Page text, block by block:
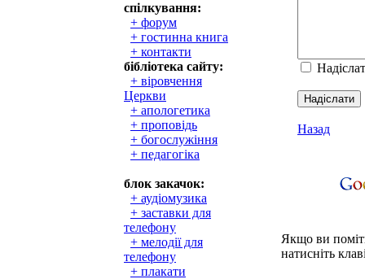
спілкування:
+ форум
+ гостинна книга
+ контакти
бібліотека сайту:
+ віровчення
Церкви
+ апологетика
+ проповідь
+ богослужіння
+ педагогіка
блок закачок:
+ аудіомузика
+ заставки для
телефону
+ мелодії для
телефону
+ плакати
Назад
Якщо ви
натисніть